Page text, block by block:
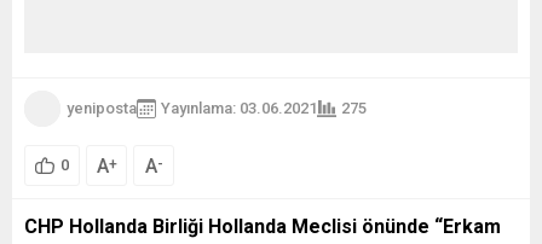
yeniposta Yayınlama: 03.06.2021 275
0 A+ A-
CHP Hollanda Birliği Hollanda Meclisi önünde “Erkam